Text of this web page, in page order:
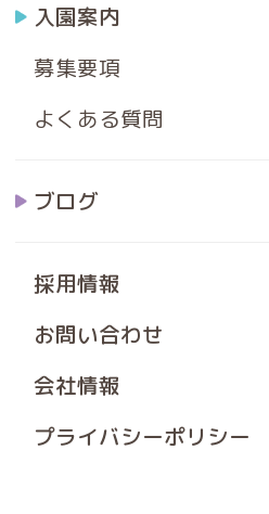
入園案内
募集要項
よくある質問
ブログ
採用情報
お問い合わせ
会社情報
プライバシーポリシー